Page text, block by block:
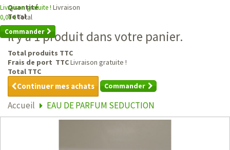
Livraison gratuite ! Livraison
0,00 €Total
Commander
Quantité
Total
Il y a 1 produit dans votre panier.
Total produits TTC
Frais de port TTCLivraison gratuite !
Total TTC
Continuer mes achats Commander
Accueil EAU DE PARFUM SEDUCTION